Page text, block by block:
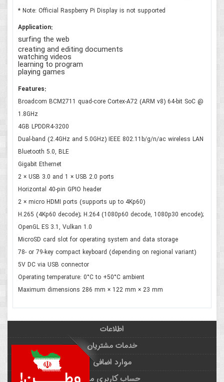
* Note: Official Raspberry Pi Display is not supported
Application:
surfing the web
creating and editing documents
watching videos
learning to program
playing games
Features:
Broadcom BCM2711 quad-core Cortex-A72 (ARM v8) 64-bit SoC @
1.8GHz
4GB LPDDR4-3200
Dual-band (2.4GHz and 5.0GHz) IEEE 802.11b/g/n/ac wireless LAN
Bluetooth 5.0, BLE
Gigabit Ethernet
2 × USB 3.0 and 1 × USB 2.0 ports
Horizontal 40-pin GPIO header
2 × micro HDMI ports (supports up to 4Kp60)
H.265 (4Kp60 decode); H.264 (1080p60 decode, 1080p30 encode);
OpenGL ES 3.1, Vulkan 1.0
MicroSD card slot for operating system and data storage
78- or 79-key compact keyboard (depending on regional variant)
5V DC via USB connector
Operating temperature: 0°C to +50°C ambient
Maximum dimensions 286 mm × 122 mm × 23 mm
اطلاعات
خدمات مشتریان
موارد اضافی
حساب کاربری من